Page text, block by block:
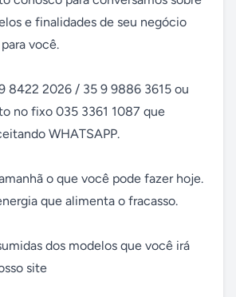
e finalidades de seu negócio
você.
8422 2026 / 35 9 9886 3615 ou
no fixo 035 3361 1087 que
WHATSAPP.
o que você pode fazer hoje.
que alimenta o fracasso.
dos modelos que você irá
site